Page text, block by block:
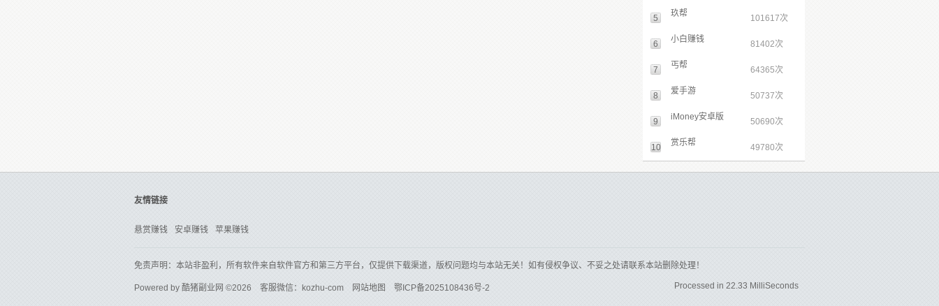
5 玖帮 101617次
6 小白赚钱 81402次
7 丐帮 64365次
8 爱手游 50737次
9 iMoney安卓版 50690次
10 赏乐帮 49780次
友情链接
悬赏赚钱 安卓赚钱 苹果赚钱
免责声明：本站非盈利，所有软件来自软件官方和第三方平台，仅提供下载渠道，版权问题均与本站无关！如有侵权争议、不妥之处请联系本站删除处理！
Powered by 酷猪副业网 ©2026 客服微信：kozhu-com 网站地图 鄂ICP备2025108436号-2 Processed in 22.33 MilliSeconds